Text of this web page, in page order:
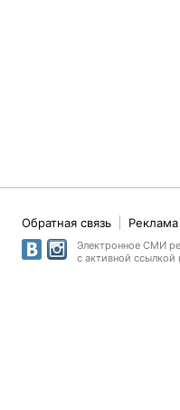
Обратная связь
Электронное СМИ
с активной ссылкой